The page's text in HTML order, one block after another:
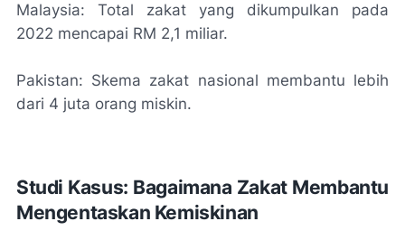
Malaysia: Total zakat yang dikumpulkan pada
2022 mencapai RM 2,1 miliar.
Pakistan: Skema zakat nasional membantu lebih
dari 4 juta orang miskin.
Studi Kasus: Bagaimana Zakat Membantu
Mengentaskan Kemiskinan